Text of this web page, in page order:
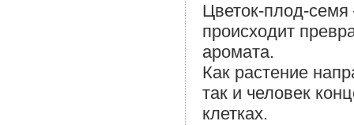
Цветок-плод-
происходит
аромата.
Как растение
так и человек
клетках.